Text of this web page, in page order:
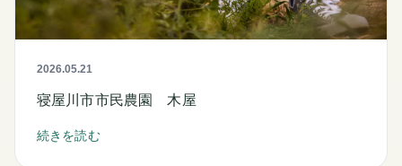
2026.05.21
寝屋川市市民農園 木屋
続きを読む